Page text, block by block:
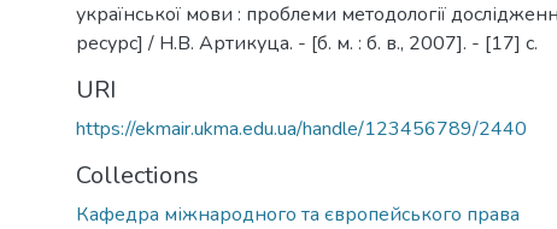
української мови : проблеми методології
ресурс] / Н.В. Артикуца. - [б. м. : б. в., 2007]. - [17] с.
URI
https://ekmair.ukma.edu.ua/handle/123456789/2440
Collections
Кафедра міжнародного та європейського права